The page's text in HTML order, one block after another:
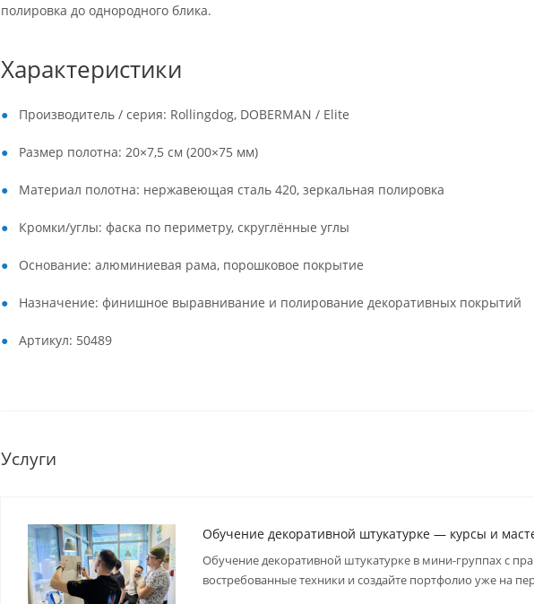
полировка до однородного блика.
Характеристики
Производитель / серия: Rollingdog, DOBERMAN / Elite
Размер полотна: 20×7,5 см (200×75 мм)
Материал полотна: нержавеющая сталь 420, зеркальная полировка
Кромки/углы: фаска по периметру, скруглённые углы
Основание: алюминиевая рама, порошковое покрытие
Назначение: финишное выравнивание и полирование декоративных покрытий
Артикул: 50489
Услуги
Обучение декоративной штукатурке — курсы и
Обучение декоративной штукатурке в мини-группах с
востребованные техники и создайте портфолио уже на